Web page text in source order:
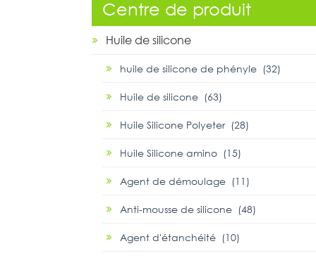
Centre de produit
Huile de silicone
huile de silicone de phényle (32)
Huile de silicone (63)
Huile Silicone Polyeter (28)
Huile Silicone amino (15)
Agent de démoulage (11)
Anti-mousse de silicone (48)
Agent d'étanchéité (10)